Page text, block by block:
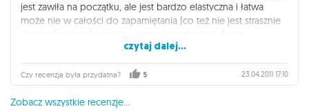
jest zawiła na początku, ale jest bardzo elastyczna i łatwa
może nie w całości do zapamiętania (co też nie jest strasznie
skomplikowane), lecz do własnej interpretacji. Świat
Neuroshimy jest też bardzo dobrze zrobiony - wszystko ma
swoje dobre uzasadnienie, nic nie jest niemożliwie
przesadzone czy w jakiś sposób ze sobą sprzeczne. Sposób
narracji też świetnie się sprawdza w tym podręczniku. Jedyne,
co razi w oczy i to mocno, są błędy. Bez urazy, ale korektor
czytaj dalej...
Czy recenzja była przydatna? 5 23.04.2011 17:10
Zobacz wszystkie recenzje...